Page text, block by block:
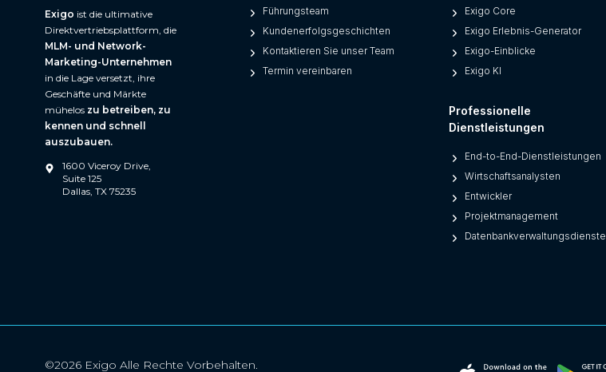
Exigo ist die ultimative
Direktvertriebsplattform, die
MLM- und Network-
Marketing-Unternehmen
in die Lage versetzt, ihre
Geschäfte und Märkte
mühelos zu betreiben, zu
kennen und schnell
auszubauen.
1600 Viceroy Drive,
Suite 125
Dallas, TX 75235
Führungsteam
Kundenerfolgsgeschichten
Kontaktieren Sie unser Team
Termin vereinbaren
Exigo Core
Exigo Erlebnis-Generator
Exigo-Einblicke
Exigo KI
Professionelle
Dienstleistungen
End-to-End-Dienstleistungen
Wirtschaftsanalysten
Entwickler
Projektmanagement
Datenbankverwaltungsdienste
©2026 Exigo Alle Rechte Vorbehalten.